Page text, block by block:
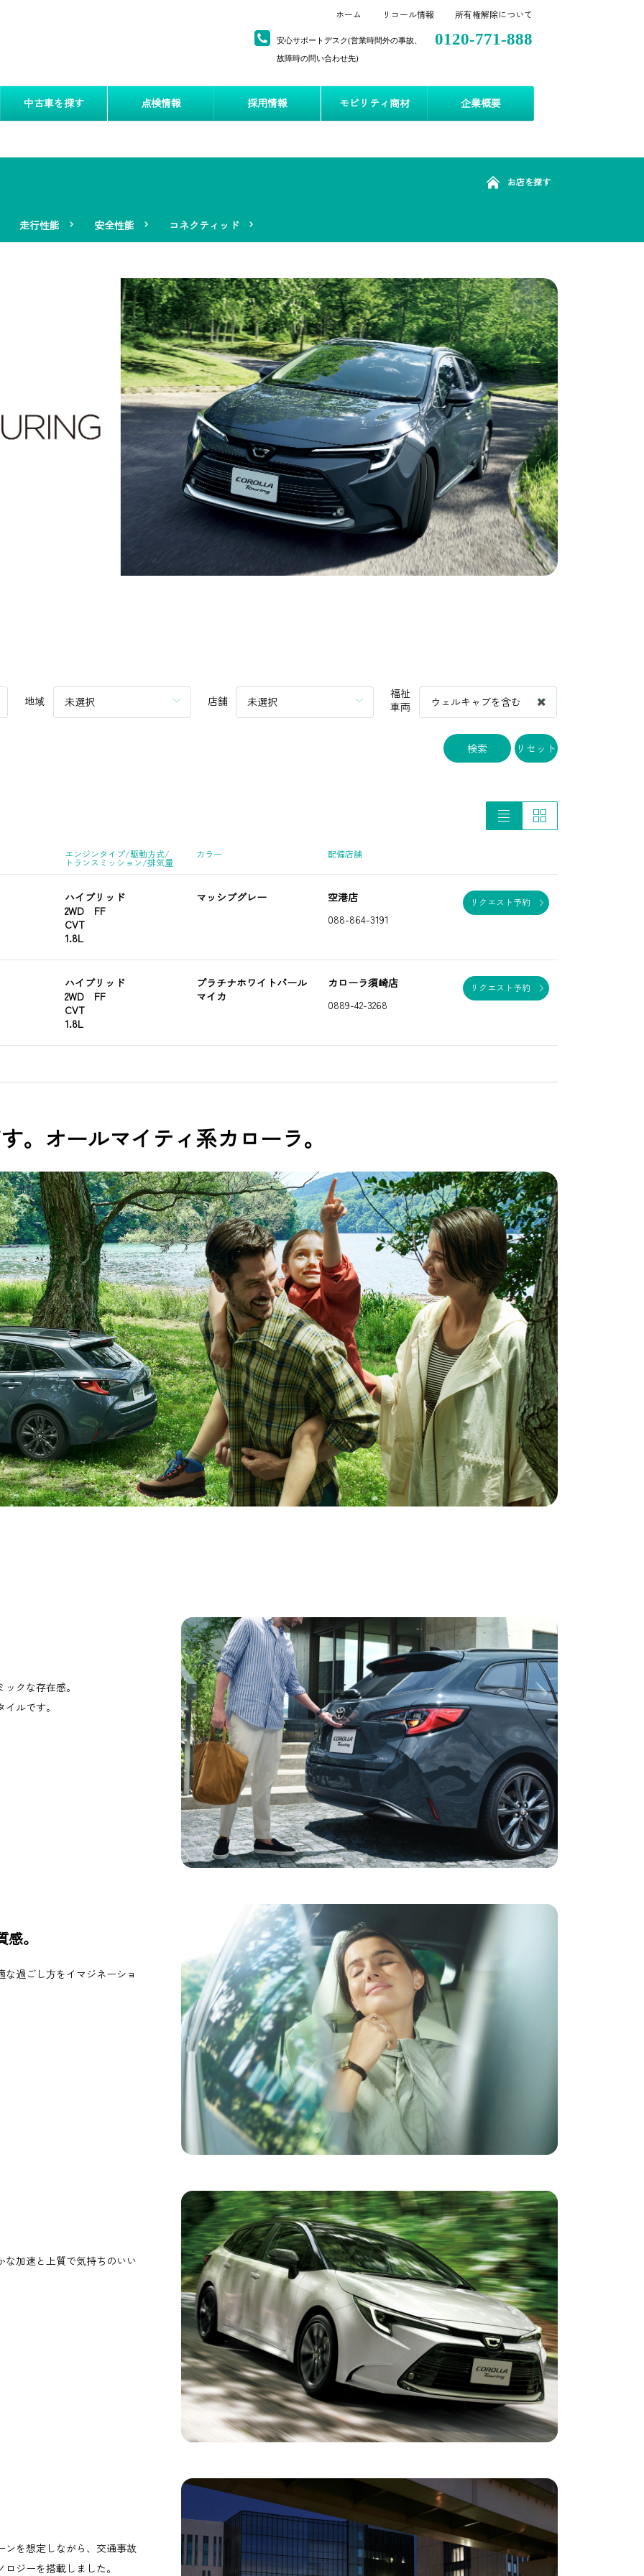
安心サポートデスク(営業時間外の事故、
故障時の問い合わせ先)
0120-771-888
中古車を探す 点検情報 採用情報 モビリティ商材 企業概要
ホーム リコール情報 所有権解除について
お店を探す
走行性能 安全性能 コネクティッド
地域 未選択 店舗 未選択
福祉
車両
ウェルキャブを含む
検索 リセット
エンジンタイプ/駆動方式/
トランスミッション/排気量
カラー 配備店舗
ハイブリッド
2WD FF
CVT
1.8L
マッシブグレー
空港店
088-864-3191
リクエスト予約
ハイブリッド
2WD FF
CVT
1.8L
プラチナホワイトパール
マイカ
カローラ須崎店
0889-42-3268
リクエスト予約
。オールマイティ系カローラ。
クな存在感。
ルです。
。
過ごし方をイマジネーショ
加速と上質で気持ちのいい
ンを想定しながら、交通事故
ジーを搭載しました。